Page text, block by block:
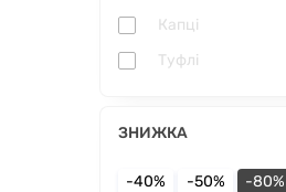
Капці
Туфлі
ЗНИЖКА
-40% -50% -80%